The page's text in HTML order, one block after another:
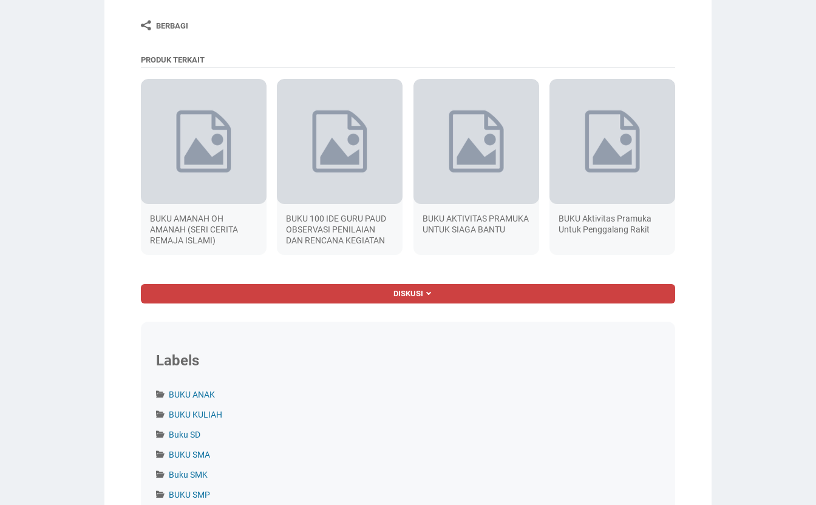
BERBAGI
PRODUK TERKAIT
BUKU AMANAH OH
AMANAH (SERI CERITA
REMAJA ISLAMI)
BUKU 100 IDE GURU PAUD
OBSERVASI PENILAIAN
DAN RENCANA KEGIATAN
BUKU AKTIVITAS PRAMUKA
UNTUK SIAGA BANTU
BUKU Aktivitas Pramuka
Untuk Penggalang Rakit
DISKUSI
Labels
BUKU ANAK
BUKU KULIAH
Buku SD
BUKU SMA
Buku SMK
BUKU SMP